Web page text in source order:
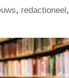
, redactioneel,